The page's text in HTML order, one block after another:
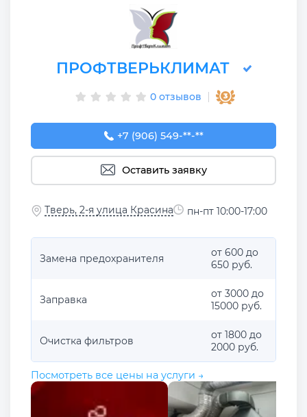
ПРОФТВЕРЬКЛИМАТ
0 отзывов
+7 (906) 549-12-57
+7 (906) 549-**-**
Оставить заявку
Тверь, 2-я улица Красина пн-пт 10:00-17:00
Замена предохранителя
от 600 до
650 руб.
Заправка
от 3000 до
15000 руб.
Очистка фильтров
от 1800 до
2000 руб.
Посмотреть все цены на услуги →